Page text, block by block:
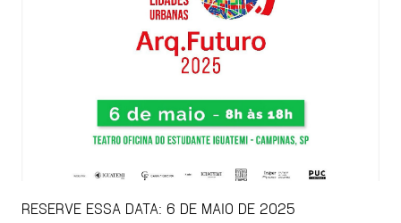
RESERVE ESSA DATA: 6 DE MAIO DE 2025